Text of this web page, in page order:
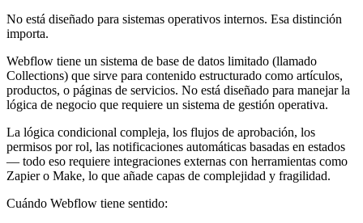
No está diseñado para sistemas operativos internos. Esa distinción
importa.
Webflow tiene un sistema de base de datos limitado (llamado
Collections) que sirve para contenido estructurado como artículos,
productos, o páginas de servicios. No está diseñado para manejar la
lógica de negocio que requiere un sistema de gestión operativa.
La lógica condicional compleja, los flujos de aprobación, los
permisos por rol, las notificaciones automáticas basadas en estados
— todo eso requiere integraciones externas con herramientas como
Zapier o Make, lo que añade capas de complejidad y fragilidad.
Cuándo Webflow tiene sentido: